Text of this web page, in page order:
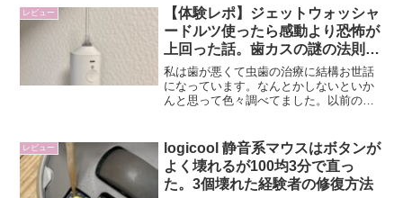
ったが、珍味感があり嫌いじゃない」と
いう感じです。私...
レビュー
【体験レポ】ジェットウォッシャ
ードルツ使ったら感動より恐怖が
上回った話。歯カスの謎の法則を
見つける。
私は歯が悪くて虫歯の治療に結構お世話
になっています。なんとかしないといか
んと思って色々調べてました。以前の
に詰まり取るのに苦労口臭については特
に自覚はなかったですが、そ...
レビュー
logicool 静音系マウスはボタンが
よく壊れるが100均3分で直っ
た。3個壊れた経験者の修復方法